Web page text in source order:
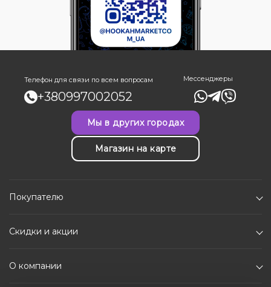
Телефон для связи по всем вопросам
+380997002052
Мессенджеры
Мы в других городах
Магазин на карте
Покупателю
Скидки и акции
О компании